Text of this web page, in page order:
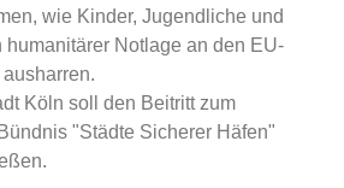
wie Kinder, Jugendliche und
humanitärer Notlage an den EU-
Köln soll den Beitritt zum
"Städte Sicherer Häfen"